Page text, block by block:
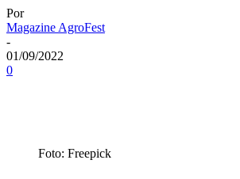
Por
Magazine AgroFest
-
01/09/2022
0
Foto: Freepick